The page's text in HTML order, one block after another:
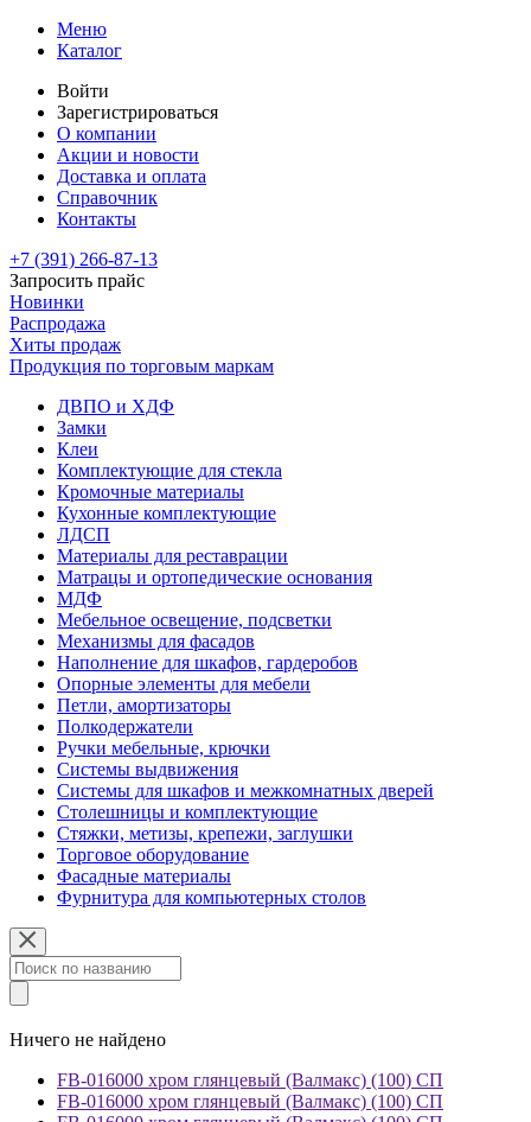
Меню
Каталог
Войти
Зарегистрироваться
О компании
Акции и новости
Доставка и оплата
Справочник
Контакты
+7 (391) 266-87-13
Запросить прайс
Новинки
Распродажа
Хиты продаж
Продукция по торговым маркам
ДВПО и ХДФ
Замки
Клеи
Комплектующие для стекла
Кромочные материалы
Кухонные комплектующие
ЛДСП
Материалы для реставрации
Матрацы и ортопедические основания
МДФ
Мебельное освещение, подсветки
Механизмы для фасадов
Наполнение для шкафов, гардеробов
Опорные элементы для мебели
Петли, амортизаторы
Полкодержатели
Ручки мебельные, крючки
Системы выдвижения
Системы для шкафов и межкомнатных дверей
Столешницы и комплектующие
Стяжки, метизы, крепежи, заглушки
Торговое оборудование
Фасадные материалы
Фурнитура для компьютерных столов
Ничего не найдено
FB-016000 хром глянцевый (Валмакс) (100) СП
FB-016000 хром глянцевый (Валмакс) (100) СП